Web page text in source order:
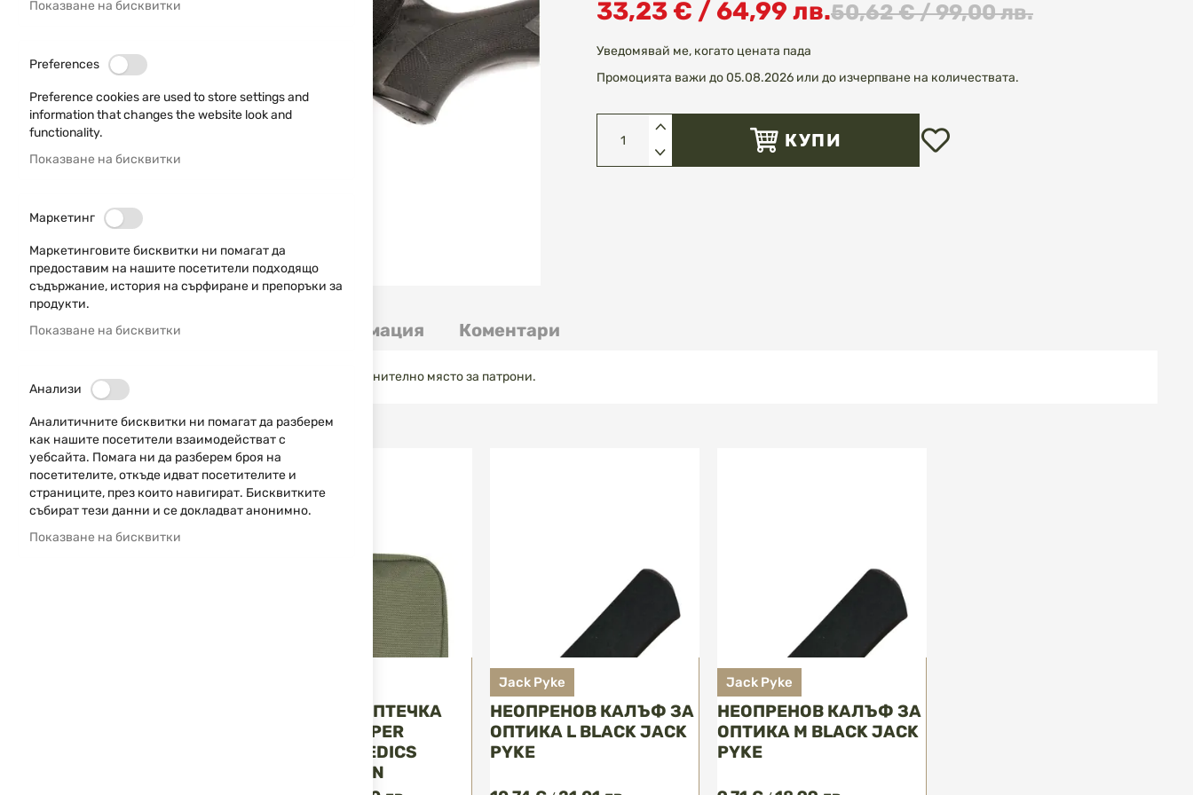
33,23 € / 64,99 лв.50,62 € / 99,00 лв.
Уведомявай ме, когато цената пада
Промоцията важи до 05.08.2026 или до изчерпване на количествата.
КУПИ
Преминете
към
началото
със
Детайли
Калъф за приклад с вентилация на страните и допълнително място за патрони.
Допълнителна информация Коментари
СВЪРЗАНИ ПРОДУКТИ
КАЛЪФ ЗА АПТЕЧКА
МОДУЛЕН VIPER
MODULAR MEDICS
POUCH GREEN
Jack Pyke
НЕОПРЕНОВ КАЛЪФ ЗА
ОПТИКА L BLACK JACK
PYKE
Jack Pyke
НЕОПРЕНОВ КАЛЪФ ЗА
ОПТИКА M BLACK JACK
PYKE
Показване на бисквитки
Preferences
Preference cookies are used to store settings and
information that changes the website look and
functionality.
Показване на бисквитки
Маркетинг
Маркетинговите бисквитки ни помагат да
предоставим на нашите посетители подходящо
съдържание, история на сърфиране и препоръки за
продукти.
Показване на бисквитки
Анализи
Аналитичните бисквитки ни помагат да разберем
как нашите посетители взаимодействат с
уебсайта. Помага ни да разберем броя на
посетителите, откъде идват посетителите и
страниците, през които навигират. Бисквитките
събират тези данни и се докладват анонимно.
Показване на бисквитки